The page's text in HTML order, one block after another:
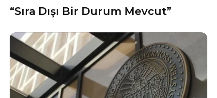
“Sıra Dışı Bir Durum Mevcut”